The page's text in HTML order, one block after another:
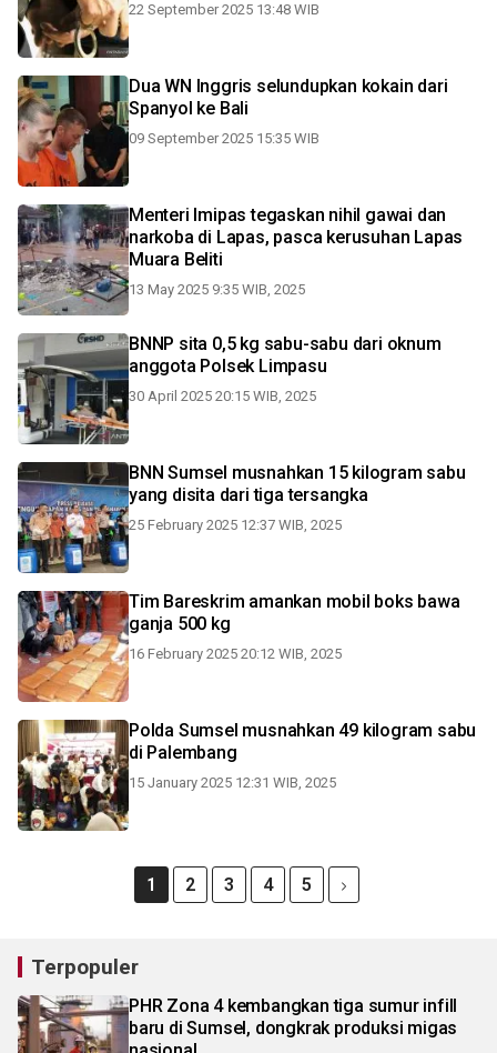
22 September 2025 13:48 WIB
Dua WN Inggris selundupkan kokain dari
Spanyol ke Bali
09 September 2025 15:35 WIB
Menteri Imipas tegaskan nihil gawai dan
narkoba di Lapas, pasca kerusuhan Lapas
Muara Beliti
13 May 2025 9:35 WIB, 2025
BNNP sita 0,5 kg sabu-sabu dari oknum
anggota Polsek Limpasu
30 April 2025 20:15 WIB, 2025
BNN Sumsel musnahkan 15 kilogram sabu
yang disita dari tiga tersangka
25 February 2025 12:37 WIB, 2025
Tim Bareskrim amankan mobil boks bawa
ganja 500 kg
16 February 2025 20:12 WIB, 2025
Polda Sumsel musnahkan 49 kilogram sabu
di Palembang
15 January 2025 12:31 WIB, 2025
1 2 3 4 5
Terpopuler
PHR Zona 4 kembangkan tiga sumur infill
baru di Sumsel, dongkrak produksi migas